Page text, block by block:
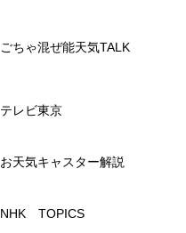
ごちゃ混ぜ能天気TALK
テレビ東京
お天気キャスター解説
NHK TOPICS